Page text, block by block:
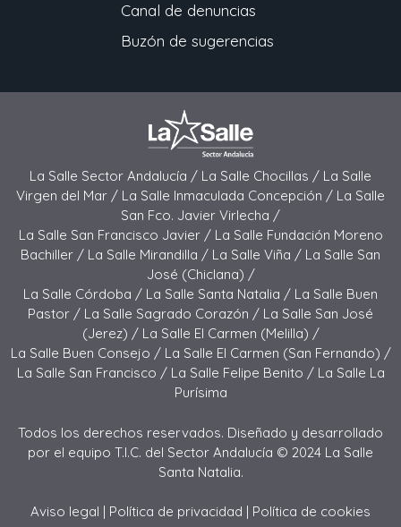
Canal de denuncias
Buzón de sugerencias
La Salle Sector Andalucía / La Salle Chocillas / La Salle
Virgen del Mar / La Salle Inmaculada Concepción / La Salle
San Fco. Javier Virlecha /
La Salle San Francisco Javier / La Salle Fundación Moreno
Bachiller / La Salle Mirandilla / La Salle Viña / La Salle San
José (Chiclana) /
La Salle Córdoba / La Salle Santa Natalia / La Salle Buen
Pastor / La Salle Sagrado Corazón / La Salle San José
(Jerez) / La Salle El Carmen (Melilla) /
La Salle Buen Consejo / La Salle El Carmen (San Fernando) /
La Salle San Francisco / La Salle Felipe Benito / La Salle La
Purísima
Todos los derechos reservados. Diseñado y desarrollado
por el equipo T.I.C. del Sector Andalucía © 2024 La Salle
Santa Natalia.
Aviso legal | Política de privacidad | Política de cookies